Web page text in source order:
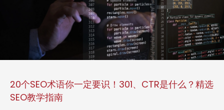
20个SEO术语你一定要识！301、CTR是什么？精选
SEO教学指南